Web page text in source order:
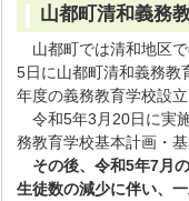
山都町清和義務
山都町では清和地区
5日に山都町清和義務教
年度の義務教育学校設
令和5年3月20日に実
務教育学校基本計画・
その後、令和5年7月
生徒数の減少に伴い、